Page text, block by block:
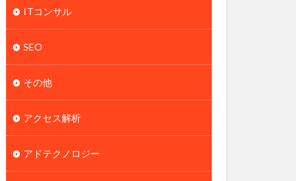
ITコンサル
SEO
その他
アクセス解析
アドテクノロジー